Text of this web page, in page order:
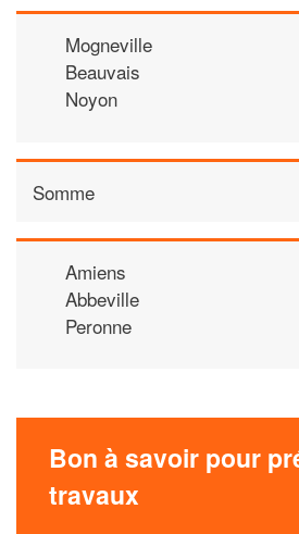
Mogneville
Beauvais
Noyon
Somme
Amiens
Abbeville
Peronne
Bon à savoir pour
travaux